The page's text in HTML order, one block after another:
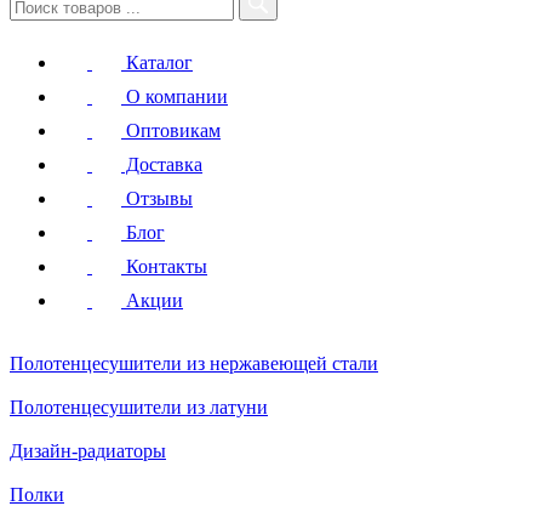
Каталог
О компании
Оптовикам
Доставка
Отзывы
Блог
Контакты
Акции
Полотенцесушители из нержавеющей стали
Полотенцесушители из латуни
Дизайн-радиаторы
Полки